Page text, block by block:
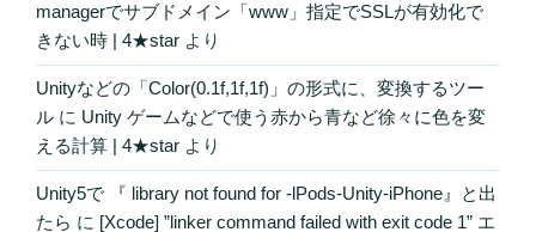
managerでサブドメイン「www」指定でSSLが有効化で
きない時 | 4★star より
Unityなどの「Color(0.1f,1f,1f)」の形式に、変換するツー
ル に Unity ゲームなどで使う赤から青など徐々に色を変
える計算 | 4★star より
Unity5で 『 library not found for -lPods-Unity-iPhone』と出
たら に [Xcode] ”linker command failed with exit code 1” エ